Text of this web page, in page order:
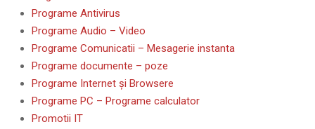
Programe Antivirus
Programe Audio – Video
Programe Comunicatii – Mesagerie instanta
Programe documente – poze
Programe Internet și Browsere
Programe PC – Programe calculator
Promotii IT